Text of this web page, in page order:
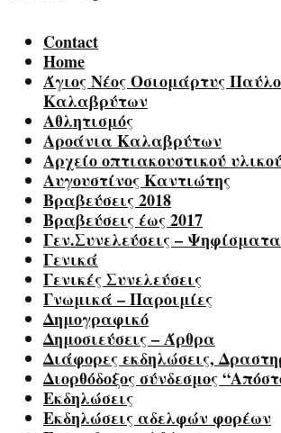
Contact
Home
Άγιος Νέος Οσιομάρτυς
Καλαβρύτων
Αθλητισμός
Αροάνια Καλαβρύτων
Αρχείο οπτιακουστικού
Αυγουστίνος Καντιώτης
Βραβεύσεις 2018
Βραβεύσεις έως 2017
Γεν.Συνελεύσεις – Ψηφίσματα
Γενικά
Γενικές Συνελεύσεις
Γνωμικά – Παροιμίες
Δημογραφικό
Δημοσιεύσεις – Άρθρα
Διάφορες εκδηλώσεις,
Διορθόδοξος σύνδεσμος
Εκδηλώσεις
Εκδηλώσεις αδελφών φορέων